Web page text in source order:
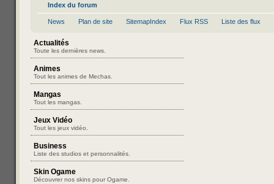
Index du forum
News Plan de site SitemapIndex Flux RSS Liste des flux
Actualités
Toute les dernières news.
Animes
Tout les animes de Mechas.
Mangas
Tout les mangas.
Jeux Vidéo
Tout les jeux vidéo.
Business
Liste des studios et personnalités.
Skin Ogame
Découvrer nos skins pour Ogame.